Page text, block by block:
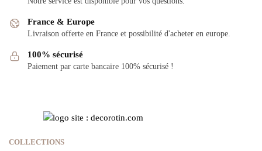
France & Europe
Livraison offerte en France et possibilité d'acheter en europe.
100% sécurisé
Paiement par carte bancaire 100% sécurisé !
COLLECTIONS